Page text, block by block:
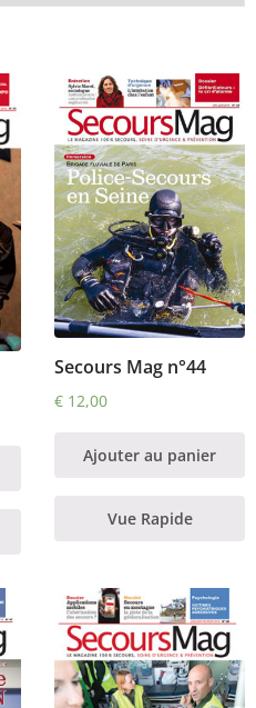
Secours Mag n°44
€ 12,00
Ajouter au panier
Vue Rapide